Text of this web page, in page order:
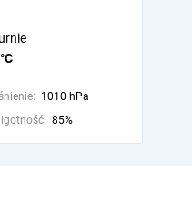
1010 hPa
85%